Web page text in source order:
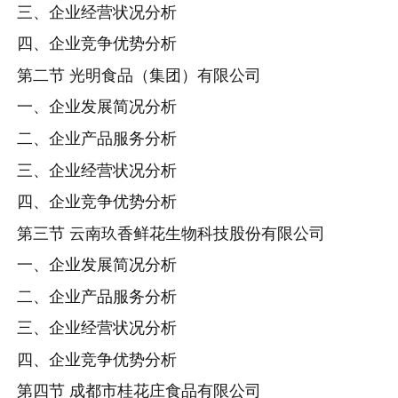
三、企业经营状况分析
四、企业竞争优势分析
第二节 光明食品（集团）有限公司
一、企业发展简况分析
二、企业产品服务分析
三、企业经营状况分析
四、企业竞争优势分析
第三节 云南玖香鲜花生物科技股份有限公司
一、企业发展简况分析
二、企业产品服务分析
三、企业经营状况分析
四、企业竞争优势分析
第四节 成都市桂花庄食品有限公司